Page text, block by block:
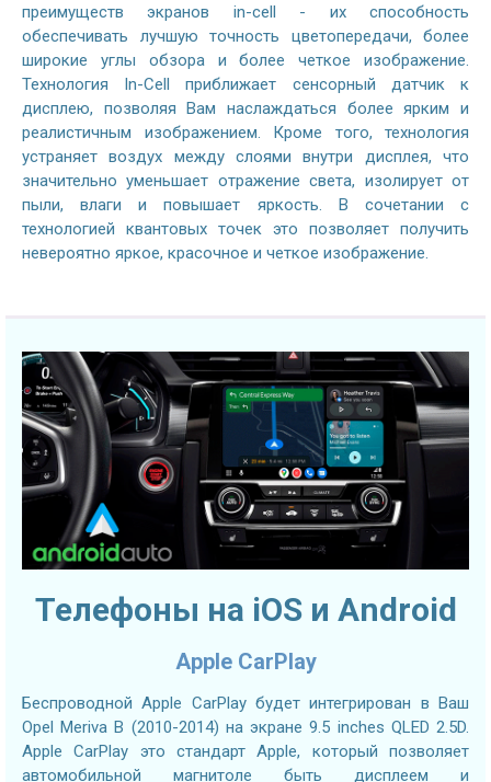
преимуществ экранов in-cell - их способность
обеспечивать лучшую точность цветопередачи, более
широкие углы обзора и более четкое изображение.
Технология In-Cell приближает сенсорный датчик к
дисплею, позволяя Вам наслаждаться более ярким и
реалистичным изображением. Кроме того, технология
устраняет воздух между слоями внутри дисплея, что
значительно уменьшает отражение света, изолирует от
пыли, влаги и повышает яркость. В сочетании с
технологией квантовых точек это позволяет получить
невероятно яркое, красочное и четкое изображение.
Телефоны на iOS и Android
Apple CarPlay
Беспроводной Apple CarPlay будет интегрирован в Ваш
Opel Meriva B (2010-2014) на экране 9.5 inches QLED 2.5D.
Apple CarPlay это стандарт Apple, который позволяет
автомобильной магнитоле быть дисплеем и